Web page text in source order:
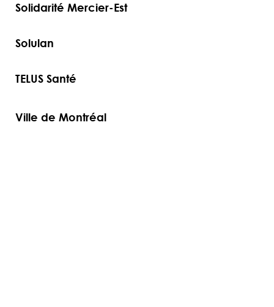
Solidarité Mercier-Est
Solulan
TELUS Santé
Ville de Montréal